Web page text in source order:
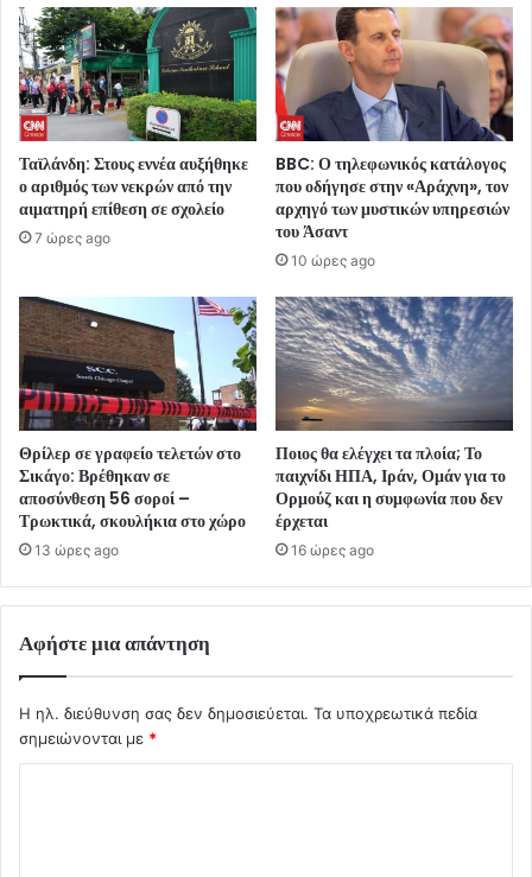
Ταϊλάνδη: Στους εννέα αυξήθηκε
ο αριθμός των νεκρών από την
αιματηρή επίθεση σε σχολείο
7 ώρες ago
BBC: Ο τηλεφωνικός κατάλογος
που οδήγησε στην «Αράχνη», τον
αρχηγό των μυστικών υπηρεσιών
του Άσαντ
10 ώρες ago
Θρίλερ σε γραφείο τελετών στο
Σικάγο: Βρέθηκαν σε
αποσύνθεση 56 σοροί –
Τρωκτικά, σκουλήκια στο χώρο
13 ώρες ago
Ποιος θα ελέγχει τα πλοία; Το
παιχνίδι ΗΠΑ, Ιράν, Ομάν για το
Ορμούζ και η συμφωνία που δεν
έρχεται
16 ώρες ago
Αφήστε μια απάντηση
Η ηλ. διεύθυνση σας δεν δημοσιεύεται. Τα υποχρεωτικά πεδία
σημειώνονται με *